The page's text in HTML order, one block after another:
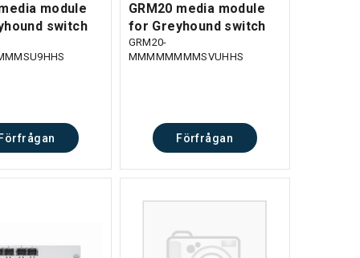
module
switch
GRM20 media module
for Greyhound switch
GRM20-
MMMMMMMMSVUHHS
Förfrågan